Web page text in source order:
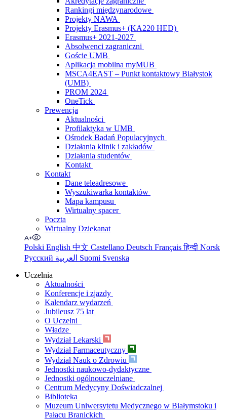
Rankingi międzynarodowe
Projekty NAWA
Projekty Erasmus+ (KA220 HED)
Erasmus+ 2021-2027
Absolwenci zagraniczni
Goście UMB
Aplikacja mobilna myMUB
MSCA4EAST – Punkt kontaktowy Białystok
(UMB)
PROM 2024
OneTick
Prewencja
Aktualności
Profilaktyka w UMB
Ośrodek Badań Populacyjnych
Działania klinik i zakładów
Działania studentów
Kontakt
Kontakt
Dane teleadresowe
Wyszukiwarka kontaktów
Mapa kampusu
Wirtualny spacer
Poczta
Wirtualny Dziekanat
Polski English 中文 Castellano Deutsch Françaisहिन्दी Norsk
Русский
Suomi Svenska
Uczelnia
Aktualności
Konferencje i zjazdy
Kalendarz wydarzeń
Jubileusz 75 lat
O Uczelni
Władze
Wydział Lekarski
Wydział Farmaceutyczny
Wydział Nauk o Zdrowiu
Jednostki naukowo-dydaktyczne
Jednostki ogólnouczelniane
Centrum Medycyny Doświadczalnej
Biblioteka
Muzeum Uniwersytetu Medycznego w Białymstoku i
Pałacu Branickich